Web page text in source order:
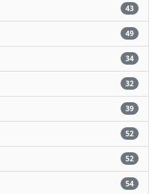
43
49
34
32
39
52
52
54